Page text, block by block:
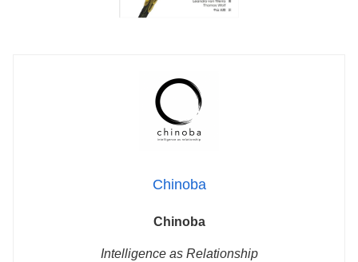
Chinoba
Chinoba
Intelligence as Relationship